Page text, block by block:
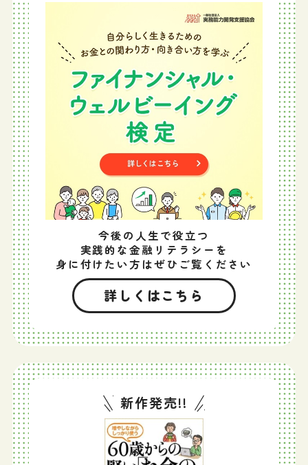
今後の人生で役立つ
実践的な金融リテラシーを
身に付けたい方はぜひご覧ください
詳しくはこちら
新作発売!!